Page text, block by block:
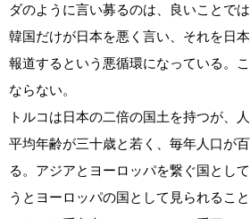
ダのように言い募るのは、良いことで
韓国だけが日本を悪く言い、それを日
報道するという悪循環になっている。
ならない。
トルコは日本の二倍の国土を持つが、
平均年齢が三十歳と若く、毎年人口が
る。アジアとヨーロッパを繋ぐ国とし
うとヨーロッパの国として見られるこ